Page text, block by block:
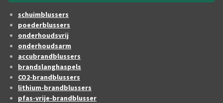
schuimblussers
poederblussers
onderhoudsvrij
onderhoudsarm
accubrandblussers
brandslanghaspels
CO2-brandblussers
lithium-brandblussers
pfas-vrije-brandblusser